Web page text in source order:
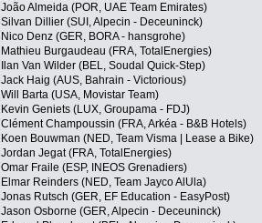
João Almeida (POR, UAE Team Emirates)
Silvan Dillier (SUI, Alpecin - Deceuninck)
Nico Denz (GER, BORA - hansgrohe)
Mathieu Burgaudeau (FRA, TotalEnergies)
Ilan Van Wilder (BEL, Soudal Quick-Step)
Jack Haig (AUS, Bahrain - Victorious)
Will Barta (USA, Movistar Team)
Kevin Geniets (LUX, Groupama - FDJ)
Clément Champoussin (FRA, Arkéa - B&B Hotels)
Koen Bouwman (NED, Team Visma | Lease a Bike)
Jordan Jegat (FRA, TotalEnergies)
Omar Fraile (ESP, INEOS Grenadiers)
Elmar Reinders (NED, Team Jayco AlUla)
Jonas Rutsch (GER, EF Education - EasyPost)
Jason Osborne (GER, Alpecin - Deceuninck)